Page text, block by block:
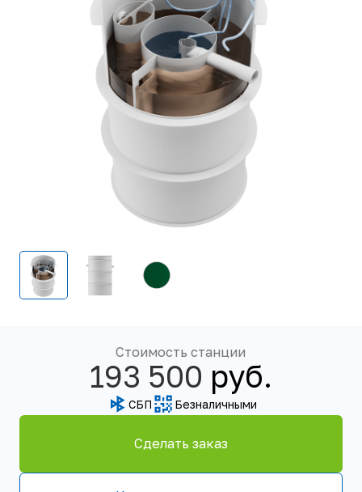
193 500
Безналичными
Купить в рассрочку
Получить консультацию